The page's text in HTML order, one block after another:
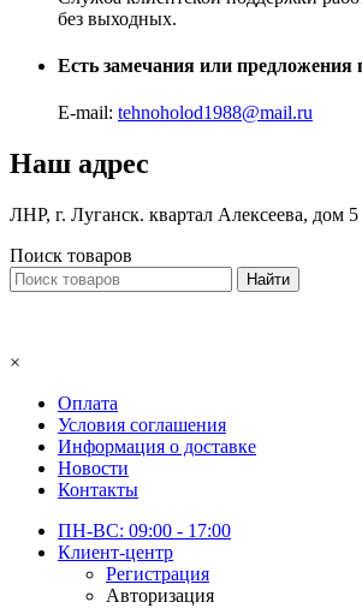
без выходных.
Есть замечания или предложения
E-mail: tehnoholod1988@mail.ru
Наш адрес
ЛНР, г. Луганск. квартал Алексеева, дом 5
Поиск товаров
×
Оплата
Условия соглашения
Информация о доставке
Новости
Контакты
ПН-ВС: 09:00 - 17:00
Клиент-центр
Регистрация
Авторизация